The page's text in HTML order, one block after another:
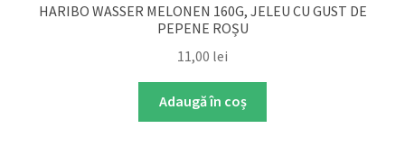
HARIBO WASSER MELONEN 160G, JELEU CU GUST DE
PEPENE ROȘU
11,00 lei
Adaugă în coș